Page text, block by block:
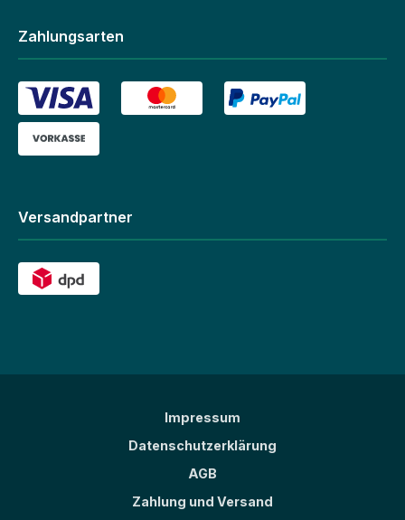
Zahlungsarten
Versandpartner
Impressum
Datenschutzerklärung
AGB
Zahlung und Versand